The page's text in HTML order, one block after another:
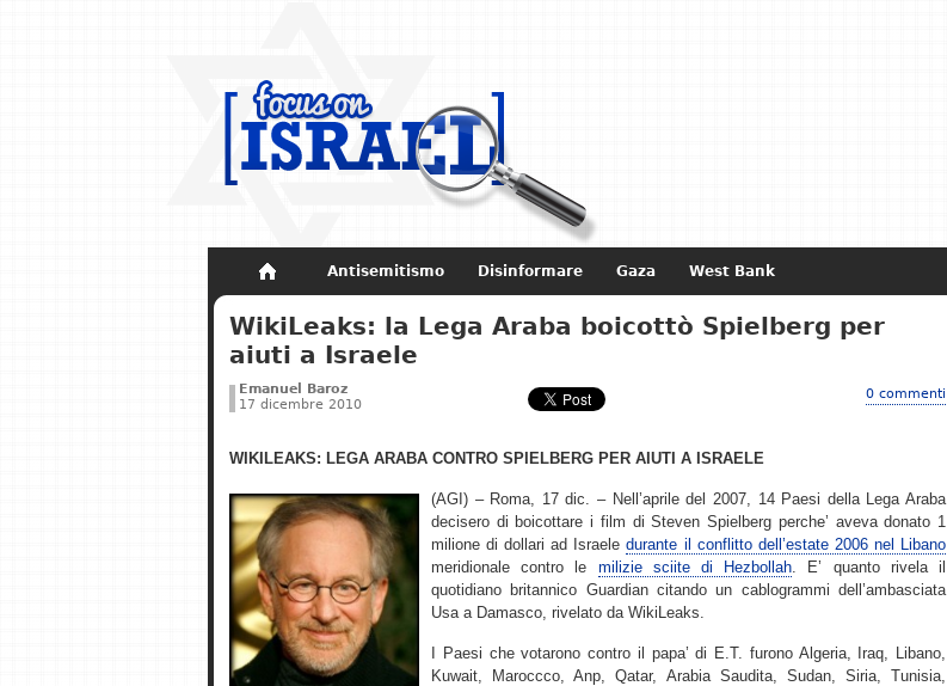
Antisemitismo Disinformare Gaza West Bank
Non dimenticare Storia di Israele
WikiLeaks: la Lega Araba boicottò Spielberg per
aiuti a Israele
Emanuel Baroz
17 dicembre 2010
0 commenti
WIKILEAKS: LEGA ARABA CONTRO SPIELBERG PER AIUTI A ISRAELE
(AGI) – Roma, 17 dic. – Nell’aprile del 2007, 14 Paesi della Lega Araba
decisero di boicottare i film di Steven Spielberg perche’ aveva donato 1
milione di dollari ad Israeledurante il conflitto dell’estate 2006 nel Libano
meridionale contro le milizie sciite di Hezbollah. E’ quanto rivela il
quotidiano britannico Guardian citando un cablogrammi dell’ambasciata
Usa a Damasco, rivelato da WikiLeaks.
I Paesi che votarono contro il papa’ di E.T. furono Algeria, Iraq, Libano,
Kuwait, Maroccco, Anp, Qatar, Arabia Saudita, Sudan, Siria, Tunisia,